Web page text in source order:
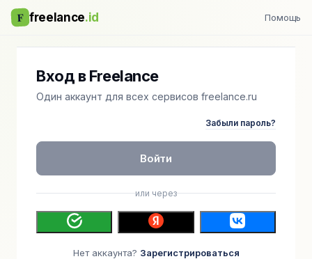
F freelance.id Помощь
Вход в Freelance
Один аккаунт для всех сервисов freelance.ru
Забыли пароль?
Войти
или через
Нет аккаунта? Зарегистрироваться